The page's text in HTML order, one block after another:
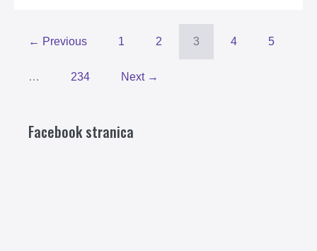
← Previous 1 2 3 4 5
… 234 Next →
Facebook stranica